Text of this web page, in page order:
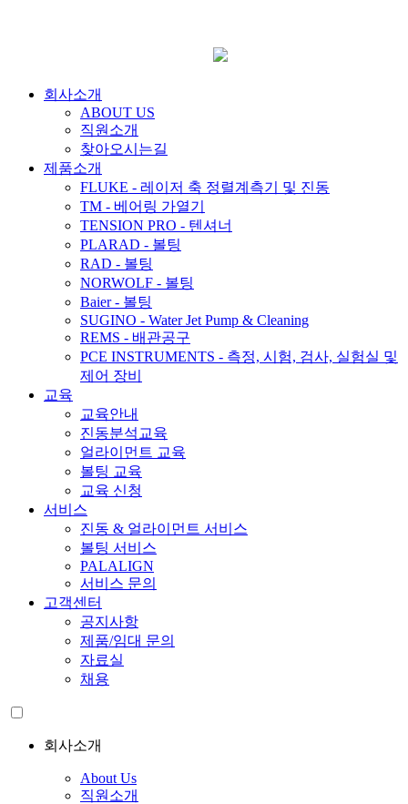
회사소개
ABOUT US
직원소개
찾아오시는길
제품소개
FLUKE - 레이저 축 정렬계측기 및 진동
TM - 베어링 가열기
TENSION PRO - 텐셔너
PLARAD - 볼팅
RAD - 볼팅
NORWOLF - 볼팅
Baier - 볼팅
SUGINO - Water Jet Pump & Cleaning
REMS - 배관공구
PCE INSTRUMENTS - 측정, 시험, 검사, 실험실 및
제어 장비
교육
교육안내
진동분석교육
얼라이먼트 교육
볼팅 교육
교육 신청
서비스
진동 & 얼라이먼트 서비스
볼팅 서비스
PALALIGN
서비스 문의
고객센터
공지사항
제품/임대 문의
자료실
채용
회사소개
About Us
직원소개